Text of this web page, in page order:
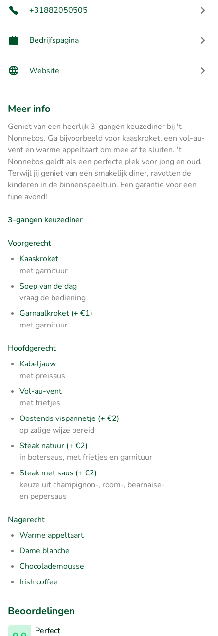
+31882050505
Bedrijfspagina
Website
Meer info
Geniet van een heerlijk 3-gangen keuzediner bij 't
Nonnebos. Ga bijvoorbeeld voor kaaskroket, een vol-au-
vent en warme appeltaart om mee af te sluiten. 't
Nonnebos geldt als een perfecte plek voor jong en oud.
Terwijl jij geniet van een smakelijk diner, ravotten de
kinderen in de binnenspeeltuin. Een garantie voor een
fijne avond!
3-gangen keuzediner
Voorgerecht
Kaaskroket
met garnituur
Soep van de dag
vraag de bediening
Garnaalkroket (+ €1)
met garnituur
Hoofdgerecht
Kabeljauw
met preisaus
Vol-au-vent
met frietjes
Oostends vispannetje (+ €2)
op zalige wijze bereid
Steak natuur (+ €2)
in botersaus, met frietjes en garnituur
Steak met saus (+ €2)
keuze uit champignon-, room-, bearnaise-
en pepersaus
Nagerecht
Warme appeltaart
Dame blanche
Chocolademousse
Irish coffee
Beoordelingen
Perfect